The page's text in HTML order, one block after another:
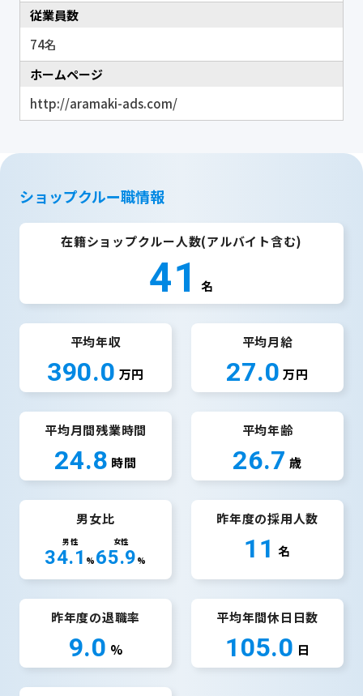
従業員数
74名
ホームページ
http://aramaki-ads.com/
ショップクルー職情報
在籍ショップクルー人数(アルバイト含む)
41 名
平均年収
390.0 万円
平均月給
27.0 万円
平均月間残業時間
24.8 時間
平均年齢
26.7 歳
男女比
男性
34.1 %
女性
65.9 %
昨年度の採用人数
11 名
昨年度の退職率
9.0 %
平均年間休日日数
105.0 日